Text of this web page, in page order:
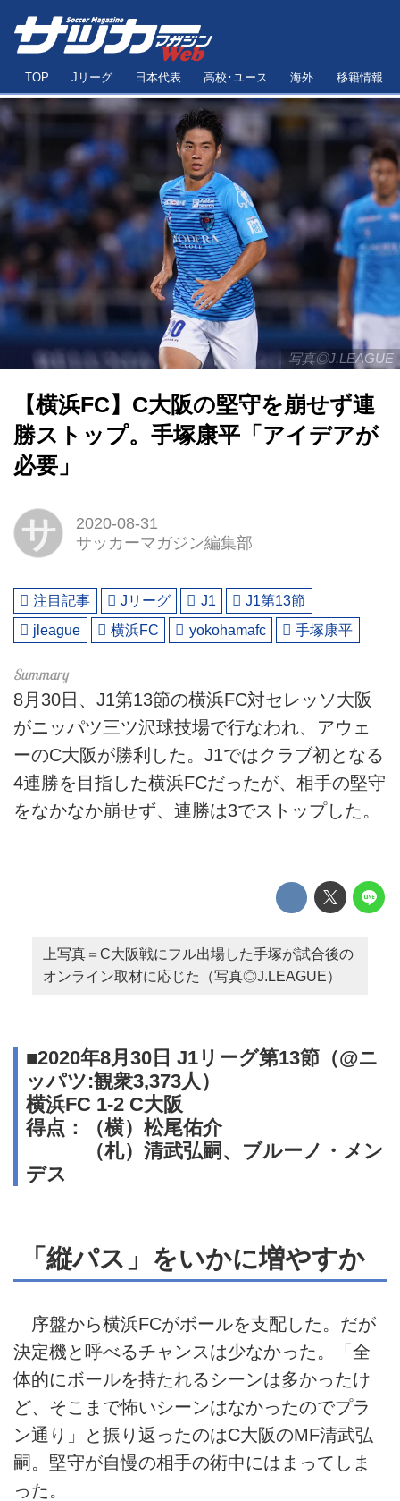
TOP Jリーグ 日本代表 高校･ユース 海外 移籍情報
写真◎J.LEAGUE
【横浜FC】C大阪の堅守を崩せず連
勝ストップ。手塚康平「アイデアが
必要」
サ
2020-08-31
サッカーマガジン編集部
注目記事 Jリーグ J1
J1第13節
jleague
横浜FC yokohamafc 手塚康平
8月30日、J1第13節の横浜FC対セレッソ大阪
がニッパツ三ツ沢球技場で行なわれ、アウェ
ーのC大阪が勝利した。J1ではクラブ初となる
4連勝を目指した横浜FCだったが、相手の堅守
をなかなか崩せず、連勝は3でストップした。
上写真＝C大阪戦にフル出場した手塚が試合後の
オンライン取材に応じた（写真◎J.LEAGUE）
■2020年8月30日 J1リーグ第13節（@ニ
ッパツ:観衆3,373人）
横浜FC 1-2 C大阪
得点：（横）松尾佑介
（札）清武弘嗣、ブルーノ・メン
デス
「縦パス」をいかに増やすか
序盤から横浜FCがボールを支配した。だが
決定機と呼べるチャンスは少なかった。「全
体的にボールを持たれるシーンは多かったけ
ど、そこまで怖いシーンはなかったのでプラ
ン通り」と振り返ったのはC大阪のMF清武弘
嗣。堅守が自慢の相手の術中にはまってしま
った。